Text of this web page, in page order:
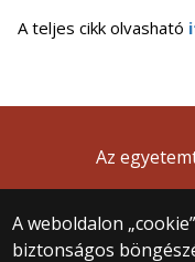
A teljes cikk olvasható
A weboldalon
biztonságos
Az
© 2025